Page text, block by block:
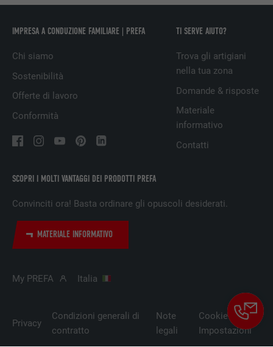
SCOPRI I MOLTI VANTAGGI DEI PRODOTTI PREFA
Convinciti ora! Basta ordinare gli opuscoli desiderati.
MATERIALE INFORMATIVO
IMPRESA A CONDUZIONE FAMILIARE | PREFA
Chi siamo
Sostenibilità
Offerte di lavoro
Conformità
TI SERVE AIUTO?
Trova gli artigiani
nella tua zona
Domande & risposte
Materiale
informativo
Contatti
My PREFA Italia
Privacy
Condizioni generali di
contratto
Note
legali
Cookie
Impostazioni
NOME UserMatchHistory
PROVIDER LinkedIn
DECORSO
Utilizzato per il tracking degli utenti su
pubblicitari rilevanti sulla base delle
Utilizzato dal servizio di social network
prestazioni di servizio integrate.
NOME lissc